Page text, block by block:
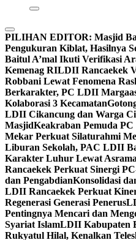
PILIHAN EDITOR: Masjid
Pengukuran Kiblat, Hasilnya
Baitul A’mal Ikuti Verifikasi
Kemenag RILDII Rancaekek
Robbani Lewat Fenomena
Berkarakter, PC LDII
Kolaborasi 3 Kecamatan
LDII Cikancung dan Warga
MasjidKeakraban Pemuda
Mekar Perkuat Silaturahmi
Liburan Sekolah, PAC LDII
Karakter Luhur Lewat
Rancaekek Perkuat Sinergi
dan PengabdianKonsolidasi
LDII Rancaekek Perkuat
Regenerasi Generasi Penerus
Pentingnya Mencari dan
Syariat IslamLDII Kabupaten
Rukyatul Hilal, Kenalkan